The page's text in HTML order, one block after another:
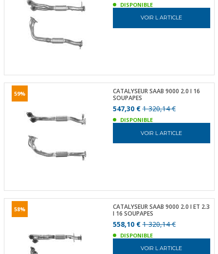
DISPONIBLE
VOIR L ARTICLE
59%
CATALYSEUR SAAB 9000 2.0 I 16
SOUPAPES
547,30 €1 320,14 €
DISPONIBLE
VOIR L ARTICLE
58%
CATALYSEUR SAAB 9000 2.0 I ET 2.3
I 16 SOUPAPES
558,10 €1 320,14 €
DISPONIBLE
VOIR L ARTICLE